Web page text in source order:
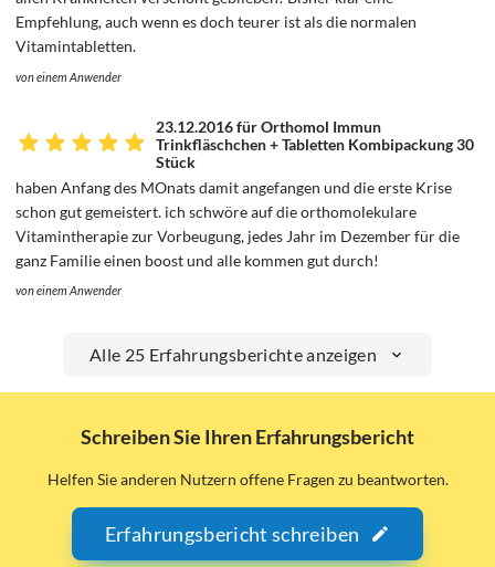
Empfehlung, auch wenn es doch teurer ist als die normalen
Vitamintabletten.
von einem Anwender
23.12.2016 für Orthomol Immun
Trinkfläschchen + Tabletten Kombipackung 30
Stück
haben Anfang des MOnats damit angefangen und die erste Krise
schon gut gemeistert. ich schwöre auf die orthomolekulare
Vitamintherapie zur Vorbeugung, jedes Jahr im Dezember für die
ganz Familie einen boost und alle kommen gut durch!
von einem Anwender
Alle 25 Erfahrungsberichte anzeigen
Schreiben Sie Ihren Erfahrungsbericht
Helfen Sie anderen Nutzern offene Fragen zu beantworten.
Erfahrungsbericht schreiben